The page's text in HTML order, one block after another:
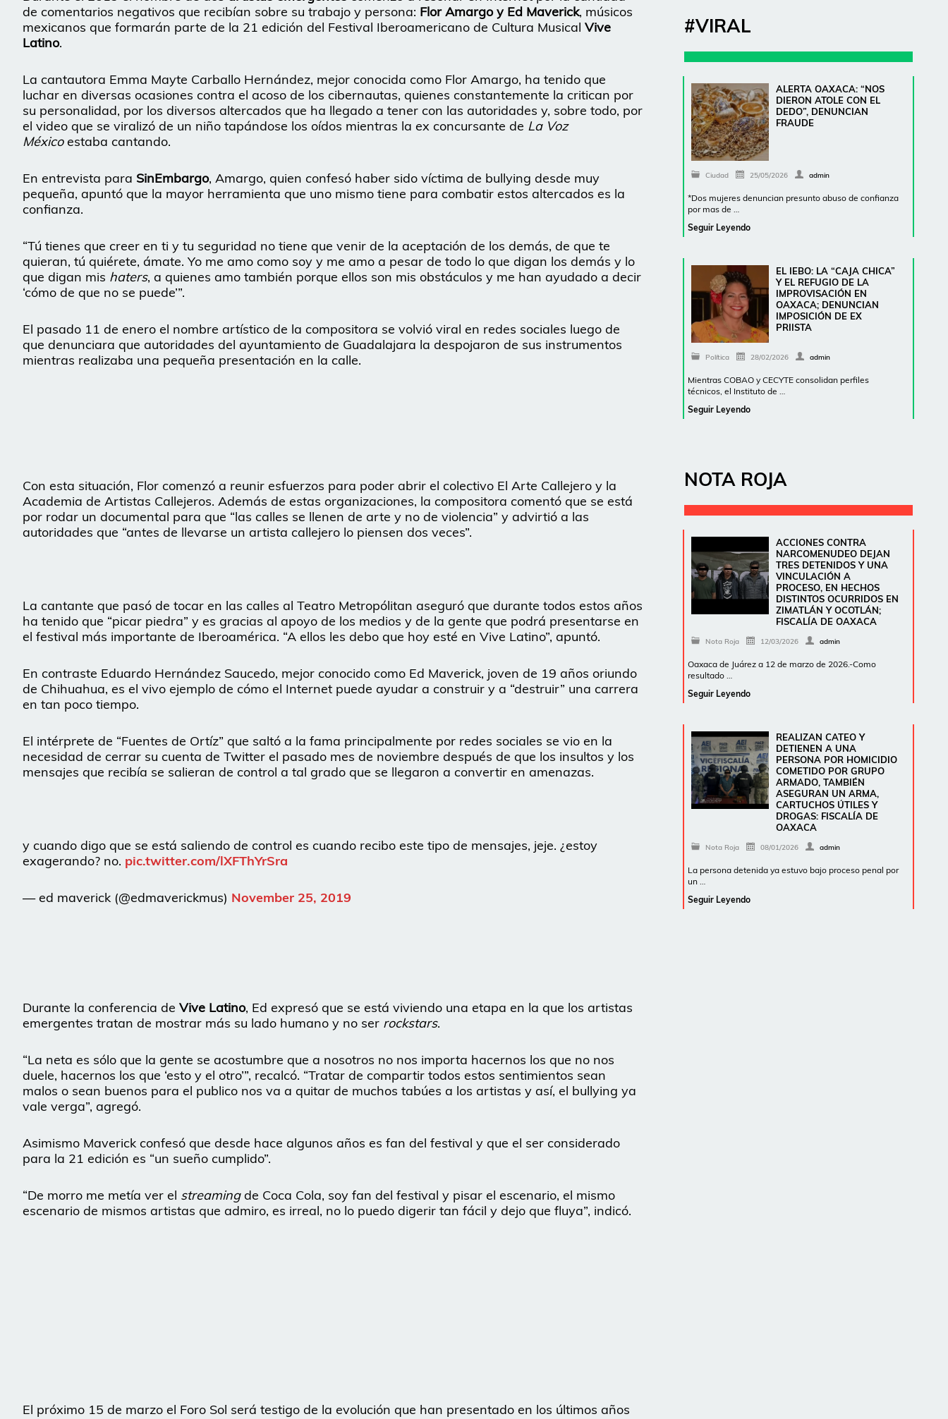
de comentarios negativos que recibían sobre su trabajo y persona: Flor Amargo y Ed Maverick, músicos
mexicanos que formarán parte de la 21 edición del Festival Iberoamericano de Cultura Musical Vive
Latino.
La cantautora Emma Mayte Carballo Hernández, mejor conocida como Flor Amargo, ha tenido que
luchar en diversas ocasiones contra el acoso de los cibernautas, quienes constantemente la critican por
su personalidad, por los diversos altercados que ha llegado a tener con las autoridades y, sobre todo, por
el video que se viralizó de un niño tapándose los oídos mientras la ex concursante de La Voz
Méxicoestaba cantando.
En entrevista para SinEmbargo, Amargo, quien confesó haber sido víctima de bullying desde muy
pequeña, apuntó que la mayor herramienta que uno mismo tiene para combatir estos altercados es la
confianza.
“Tú tienes que creer en ti y tu seguridad no tiene que venir de la aceptación de los demás, de que te
quieran, tú quiérete, ámate. Yo me amo como soy y me amo a pesar de todo lo que digan los demás y lo
que digan mis haters, a quienes amo también porque ellos son mis obstáculos y me han ayudado a decir
‘cómo de que no se puede’”.
El pasado 11 de enero el nombre artístico de la compositora se volvió viral en redes sociales luego de
que denunciara que autoridades del ayuntamiento de Guadalajara la despojaron de sus instrumentos
mientras realizaba una pequeña presentación en la calle.
Con esta situación, Flor comenzó a reunir esfuerzos para poder abrir el colectivo El Arte Callejero y la
Academia de Artistas Callejeros. Además de estas organizaciones, la compositora comentó que se está
por rodar un documental para que “las calles se llenen de arte y no de violencia” y advirtió a las
autoridades que “antes de llevarse un artista callejero lo piensen dos veces”.
La cantante que pasó de tocar en las calles al Teatro Metropólitan aseguró que durante todos estos años
ha tenido que “picar piedra” y es gracias al apoyo de los medios y de la gente que podrá presentarse en
el festival más importante de Iberoamérica. “A ellos les debo que hoy esté en Vive Latino”, apuntó.
En contraste Eduardo Hernández Saucedo, mejor conocido como Ed Maverick, joven de 19 años oriundo
de Chihuahua, es el vivo ejemplo de cómo el Internet puede ayudar a construir y a “destruir” una carrera
en tan poco tiempo.
El intérprete de “Fuentes de Ortíz” que saltó a la fama principalmente por redes sociales se vio en la
necesidad de cerrar su cuenta de Twitter el pasado mes de noviembre después de que los insultos y los
mensajes que recibía se salieran de control a tal grado que se llegaron a convertir en amenazas.
y cuando digo que se está saliendo de control es cuando recibo este tipo de mensajes, jeje. ¿estoy
exagerando? no. pic.twitter.com/lXFThYrSra
— ed maverick (@edmaverickmus) November 25, 2019
Durante la conferencia de Vive Latino, Ed expresó que se está viviendo una etapa en la que los artistas
emergentes tratan de mostrar más su lado humano y no ser rockstars.
“La neta es sólo que la gente se acostumbre que a nosotros no nos importa hacernos los que no nos
duele, hacernos los que ‘esto y el otro’”, recalcó. “Tratar de compartir todos estos sentimientos sean
malos o sean buenos para el publico nos va a quitar de muchos tabúes a los artistas y así, el bullying ya
vale verga”, agregó.
Asimismo Maverick confesó que desde hace algunos años es fan del festival y que el ser considerado
para la 21 edición es “un sueño cumplido”.
“De morro me metía ver el streamingde Coca Cola, soy fan del festival y pisar el escenario, el mismo
escenario de mismos artistas que admiro, es irreal, no lo puedo digerir tan fácil y dejo que fluya”, indicó.
El próximo 15 de marzo el Foro Sol será testigo de la evolución que han presentado en los últimos años
#VIRAL
ALERTA OAXACA: “NOS
DIERON ATOLE CON EL
DEDO”, DENUNCIAN
FRAUDE
Ciudad 25/05/2026 admin
*Dos mujeres denuncian presunto abuso de confianza
por mas de …
Seguir Leyendo
EL IEBO: LA “CAJA CHICA”
Y EL REFUGIO DE LA
IMPROVISACIÓN EN
OAXACA; DENUNCIAN
IMPOSICIÓN DE EX
PRIISTA
Política 28/02/2026 admin
Mientras COBAO y CECYTE consolidan perfiles
técnicos, el Instituto de …
Seguir Leyendo
NOTA ROJA
ACCIONES CONTRA
NARCOMENUDEO DEJAN
TRES DETENIDOS Y UNA
VINCULACIÓN A
PROCESO, EN HECHOS
DISTINTOS OCURRIDOS EN
ZIMATLÁN Y OCOTLÁN;
FISCALÍA DE OAXACA
Nota Roja 12/03/2026 admin
Oaxaca de Juárez a 12 de marzo de 2026.-Como
resultado …
Seguir Leyendo
REALIZAN CATEO Y
DETIENEN A UNA
PERSONA POR HOMICIDIO
COMETIDO POR GRUPO
ARMADO, TAMBIÉN
ASEGURAN UN ARMA,
CARTUCHOS ÚTILES Y
DROGAS: FISCALÍA DE
OAXACA
Nota Roja 08/01/2026 admin
La persona detenida ya estuvo bajo proceso penal por
un …
Seguir Leyendo